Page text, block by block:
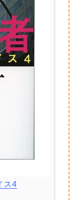
ス4